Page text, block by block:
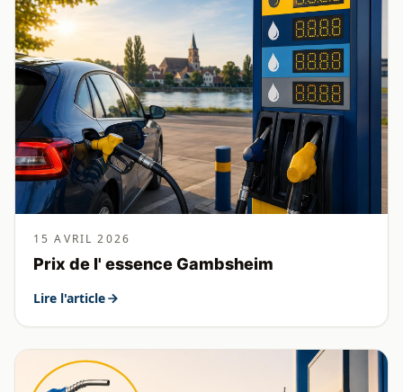
15 AVRIL 2026
Prix de l' essence Gambsheim
Lire l'article